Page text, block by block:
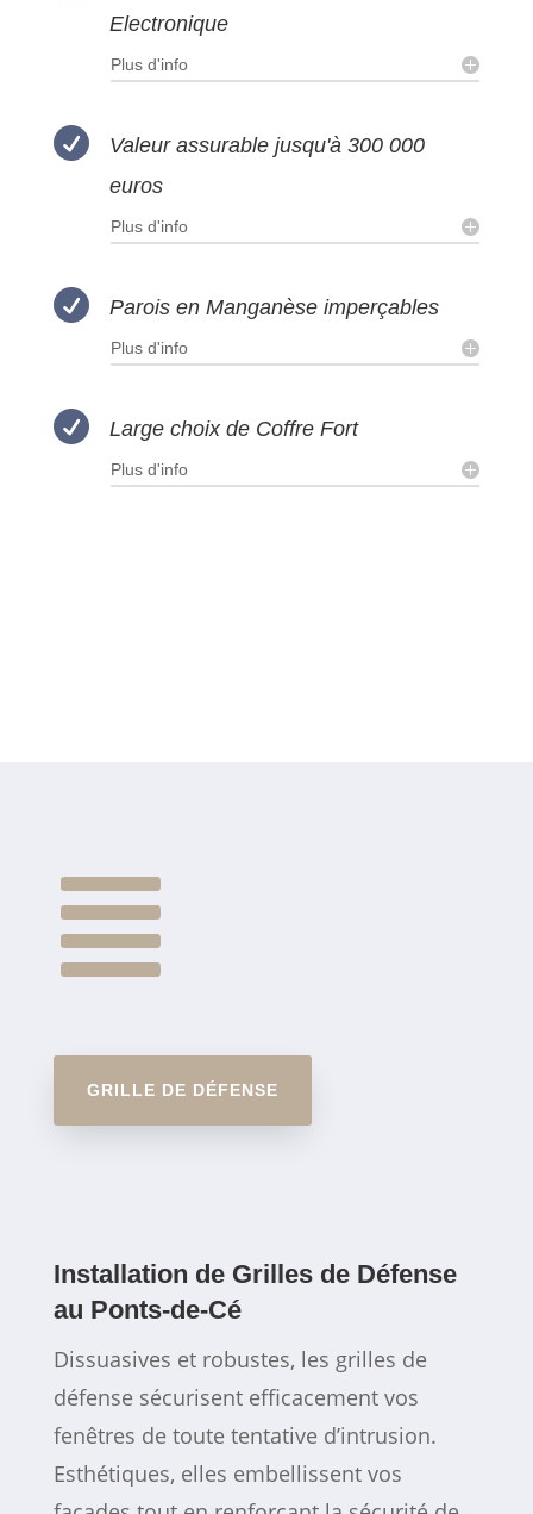
Electronique
Plus d'info

Valeur assurable jusqu'à 300 000
euros
Plus d'info
 Parois en Manganèse imperçables
Plus d'info
 Large choix de Coffre Fort
Plus d'info

GRILLE DE DÉFENSE
Installation de Grilles de Défense
au Ponts-de-Cé
Dissuasives et robustes, les grilles de
défense sécurisent efficacement vos
fenêtres de toute tentative d’intrusion.
Esthétiques, elles embellissent vos